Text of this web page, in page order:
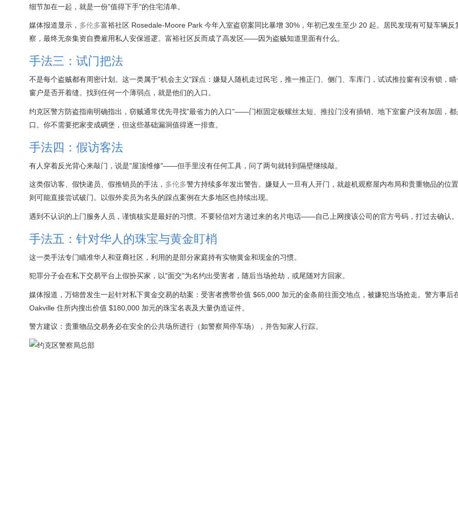
细节加在一起，就是一份"值得下手"的住宅清单。
媒体报道显示， 多伦多富裕社区 Rosedale-Moore Park 今年入室盗窃案同比暴增 30%，年初已发生至少 20 起。居民发现有可疑车辆反
察，最终无奈集资自费雇用私人安保巡逻。富裕社区反而成了高发区——因为盗贼知道里面有什么。
手法三：试门把法
不是每个盗贼都有周密计划。这一类属于"机会主义"踩点：嫌疑人随机走过民宅，推一推正门、侧门、车库门，试试推拉窗有没有锁，
窗户是否开着缝。找到任何一个薄弱点，就是他们的入口。
约克区警方防盗指南明确指出，窃贼通常优先寻找"最省力的入口"——门框固定板螺丝太短、推拉门没有插销、地下室窗户没有加固，都
口。你不需要把家变成碉堡，但这些基础漏洞值得逐一排查。
手法四：假访客法
有人穿着反光背心来敲门，说是"屋顶维修"——但手里没有任何工具，问了两句就转到隔壁继续敲。
这类假访客、假快递员、假推销员的手法， 多伦多警方持续多年发出警告。嫌疑人一旦有人开门，就趁机观察屋内布局和贵重物品的位
则可能直接尝试破门。以假外卖员为名头的踩点案例在大多地区也持续出现。
遇到不认识的上门服务人员，谨慎核实是最好的习惯。不要轻信对方递过来的名片电话——自己上网搜该公司的官方号码，打过去确认。
手法五：针对华人的珠宝与黄金盯梢
这一类手法专门瞄准华人和亚裔社区，利用的是部分家庭持有实物黄金和现金的习惯。
犯罪分子会在私下交易平台上假扮买家，以"面交"为名约出受害者，随后当场抢劫，或尾随对方回家。
媒体报道，万锦曾发生一起针对私下黄金交易的劫案：受害者携带价值 $65,000 加元的金条前往面交地点，被嫌犯当场抢走。警方事后
Oakville 住所内搜出价值 $180,000 加元的珠宝名表及大量伪造证件。
警方建议：贵重物品交易务必在安全的公共场所进行（如警察局停车场），并告知家人行踪。